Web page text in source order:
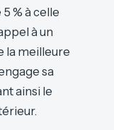
% à celle
à un
la meilleure
sa
ainsi le